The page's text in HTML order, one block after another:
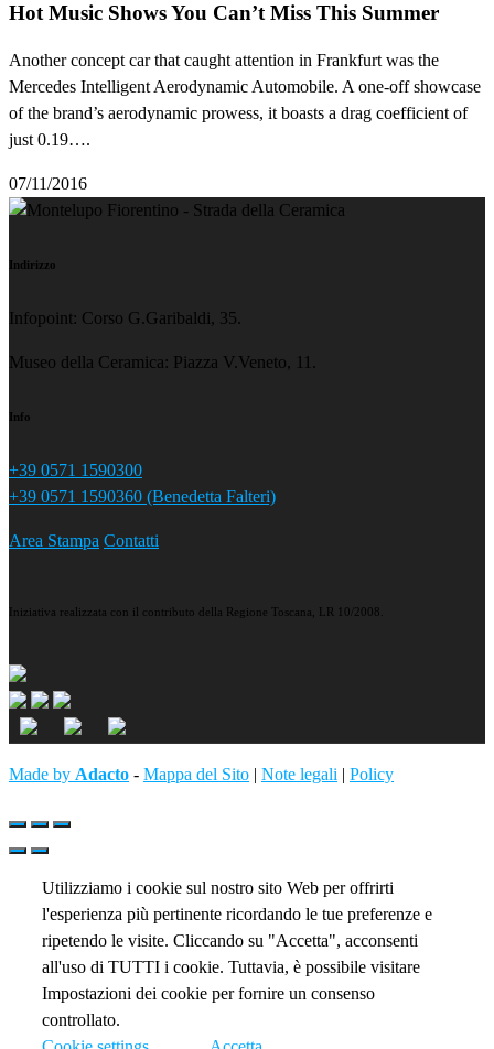
Hot Music Shows You Can’t Miss This Summer
Another concept car that caught attention in Frankfurt was the
Mercedes Intelligent Aerodynamic Automobile. A one-off showcase
of the brand’s aerodynamic prowess, it boasts a drag coefficient of
just 0.19….
07/11/2016
Indirizzo
Infopoint: Corso G.Garibaldi, 35.
Museo della Ceramica: Piazza V.Veneto, 11.
Info
+39 0571 1590300
+39 0571 1590360 (Benedetta Falteri)
Area Stampa Contatti
Iniziativa realizzata con il contributo della Regione Toscana, LR 10/2008.
Made by Adacto - Mappa del Sito | Note legali | Policy
Utilizziamo i cookie sul nostro sito Web per offrirti
l'esperienza più pertinente ricordando le tue preferenze e
ripetendo le visite. Cliccando su "Accetta", acconsenti
all'uso di TUTTI i cookie. Tuttavia, è possibile visitare
Impostazioni dei cookie per fornire un consenso
controllato.